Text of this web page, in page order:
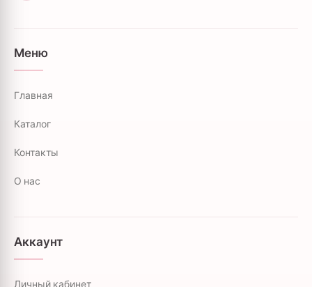
Меню
Главная
Каталог
Контакты
О нас
Аккаунт
Личный кабинет